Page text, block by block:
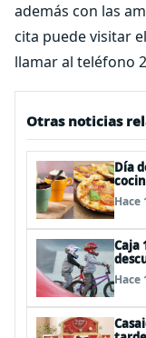
además con las
cita puede visitar
llamar al teléfono
Otras noticias
Día
Hace
Caja
Hace